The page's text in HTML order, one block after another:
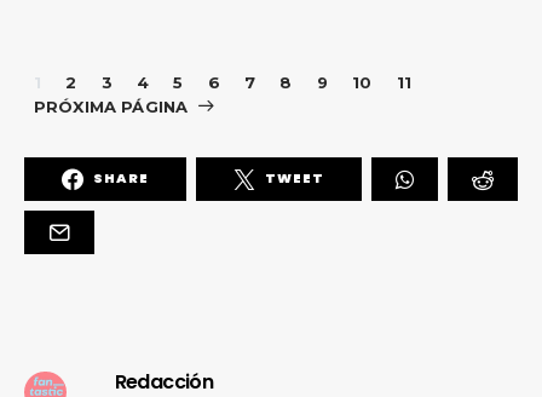
1 2 3 4 5 6 7 8 9 10
11
PRÓXIMA PÁGINA
SHARE TWEET
Redacción